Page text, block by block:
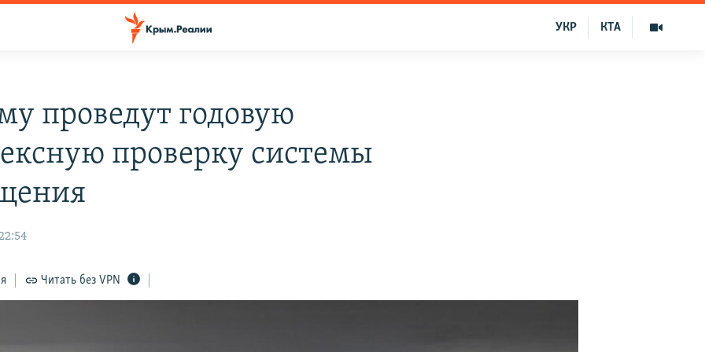
КТА
УКР
проведут годовую
проверку системы
Читать без VPN